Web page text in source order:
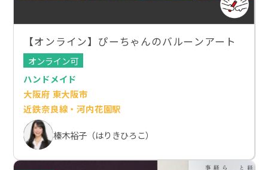
【オンライン】ぴーちゃんのバルーンアート
オンライン可
ハンドメイド
大阪府 東大阪市
近鉄奈良線・河内花園駅
榛木裕子（はりきひろこ）